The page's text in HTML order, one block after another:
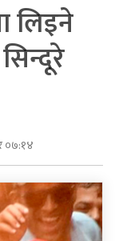
लिइने
०७:१४